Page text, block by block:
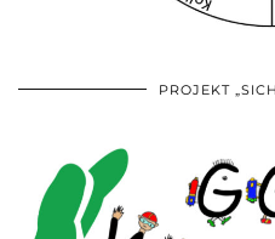
PROJEKT